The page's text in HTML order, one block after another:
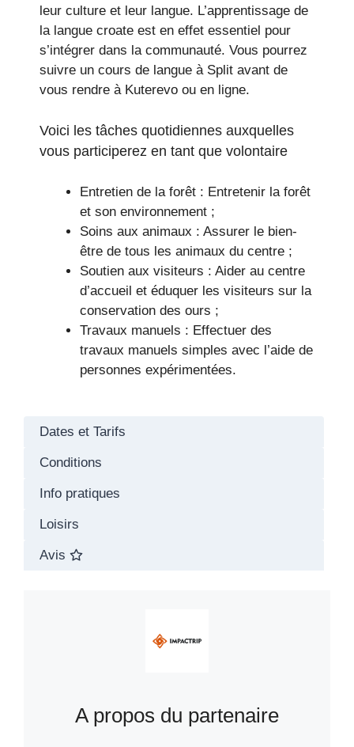
leur culture et leur langue. L’apprentissage de
la langue croate est en effet essentiel pour
s’intégrer dans la communauté. Vous pourrez
suivre un cours de langue à Split avant de
vous rendre à Kuterevo ou en ligne.
Voici les tâches quotidiennes auxquelles
vous participerez en tant que volontaire
Entretien de la forêt : Entretenir la forêt
et son environnement ;
Soins aux animaux : Assurer le bien-
être de tous les animaux du centre ;
Soutien aux visiteurs : Aider au centre
d’accueil et éduquer les visiteurs sur la
conservation des ours ;
Travaux manuels : Effectuer des
travaux manuels simples avec l’aide de
personnes expérimentées.
Dates et Tarifs
Conditions
Info pratiques
Loisirs
Avis
A propos du partenaire